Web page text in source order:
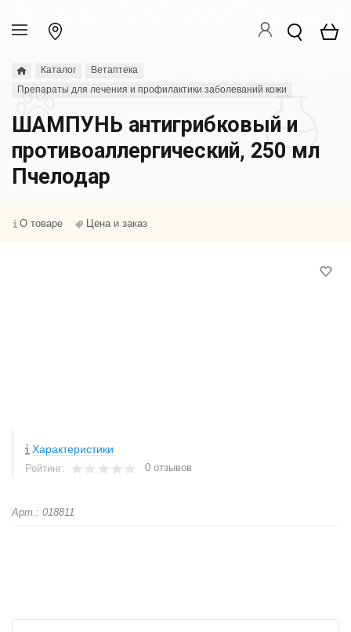
Каталог
Ветаптека
Препараты для лечения и профилактики заболеваний кожи
ШАМПУНЬ антигрибковый и
противоаллергический, 250 мл
Пчелодар
О товаре Цена и заказ
Характеристики
Рейтинг: 0 отзывов
Арт.: 018811